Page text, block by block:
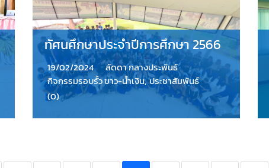
ทัศนศึกษาประจำปีการศึกษา 2566
19/02/2024
ลัดดา กลางประพันธ์
กิจกรรมรอบรั้ว ขาว-น้ำเงิน, ประชาสัมพันธ์
(0)